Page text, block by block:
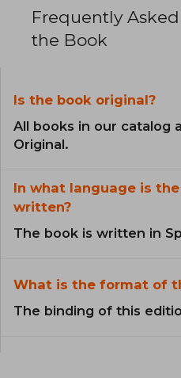
Frequently
the Book
Is the book original?
All books in our catalog
Original.
In what language is
written?
The book is written in
What is the format of
The binding of this